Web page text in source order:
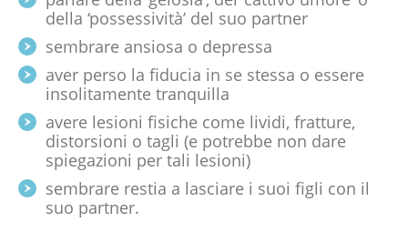
della ‘possessività’ del suo partner
sembrare ansiosa o depressa
aver perso la fiducia in se stessa o essere
insolitamente tranquilla
avere lesioni fisiche come lividi, fratture,
distorsioni o tagli (e potrebbe non dare
spiegazioni per tali lesioni)
sembrare restia a lasciare i suoi figli con il
suo partner.